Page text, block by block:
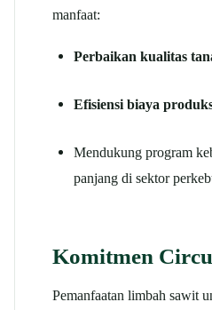
manfaat:
Perbaikan kualitas
Efisiensi biaya
Mendukung program
panjang di sektor
Komitmen
Pemanfaatan limbah sawit